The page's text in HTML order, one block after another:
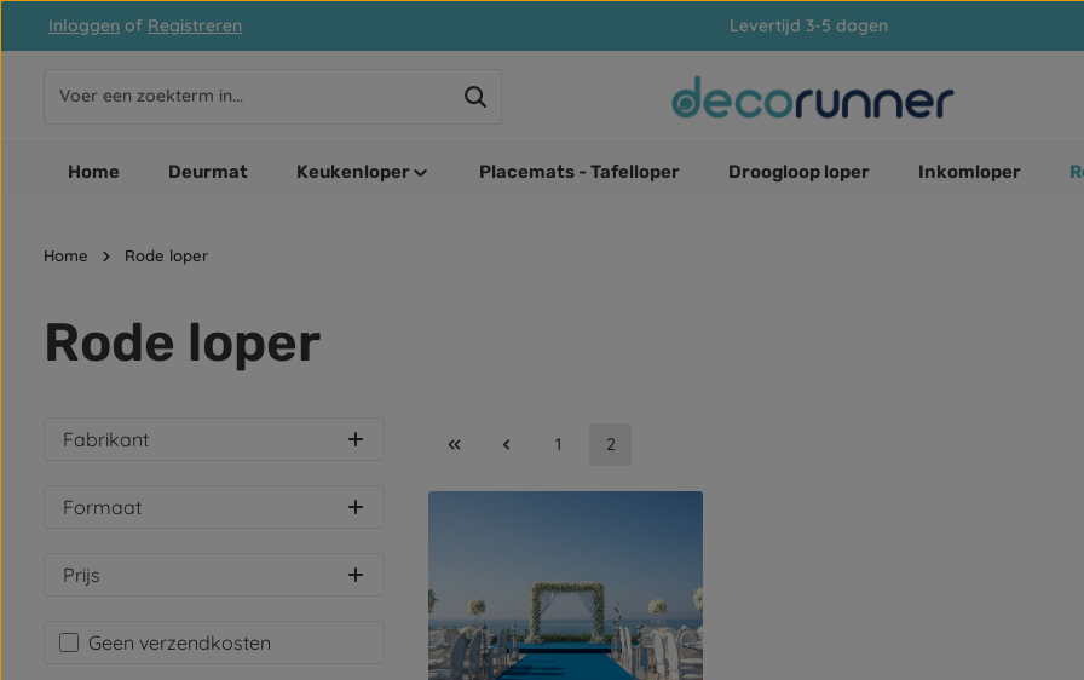
de hoofdinhoud
Ga naar de zoekopdracht
Ga naar de hoofdnavigatie
Inloggen of Registreren Levertijd 3-5 dagen
Home Deurmat Keukenloper Placemats - Tafelloper Droogloop loper Inkomloper
Home Rode loper
Rode loper
Fabrikant
Formaat
Prijs
Filter toevoegen: Gratis verzending
Geen verzendkosten
Pagina
1 Pagina
2